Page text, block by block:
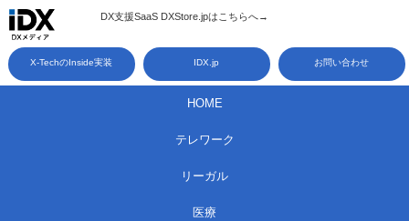
コ
ン
テ
DX支援SaaS DXStore.jpはこちらへ→​
X-TechのInside実装 IDX.jp お問い合わせ
HOME
テレワーク
リーガル
医療